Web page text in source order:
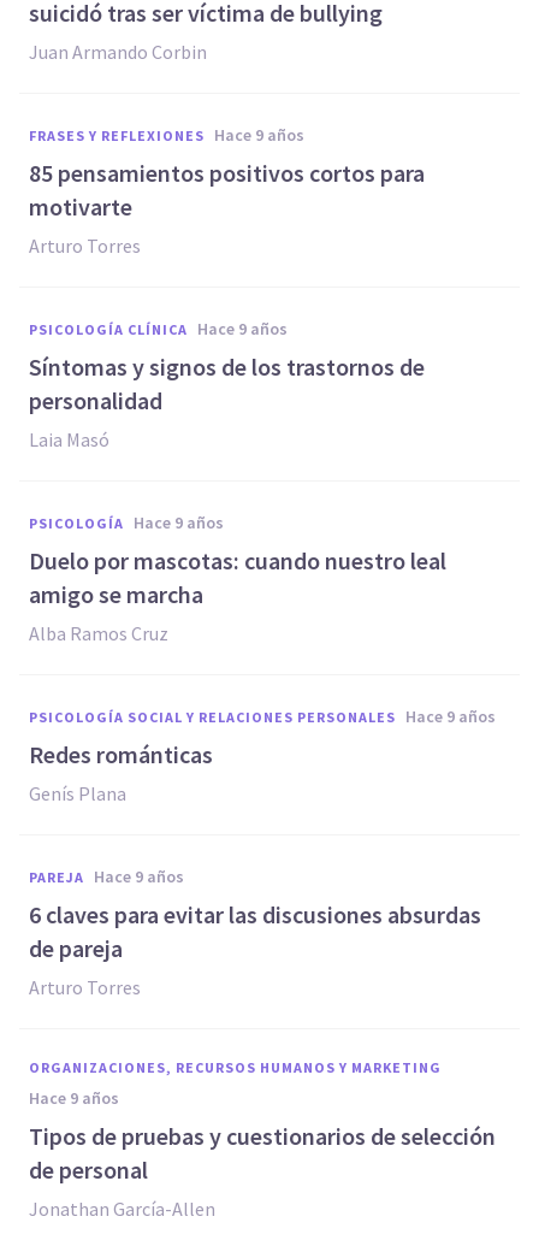
suicidó tras ser víctima de bullying
Juan Armando Corbin
FRASES Y REFLEXIONES hace 9 años
85 pensamientos positivos cortos para
motivarte
Arturo Torres
PSICOLOGÍA CLÍNICA hace 9 años
​Síntomas y signos de los trastornos de
personalidad
Laia Masó
PSICOLOGÍA hace 9 años
​Duelo por mascotas: cuando nuestro leal
amigo se marcha
Alba Ramos Cruz
PSICOLOGÍA SOCIAL Y RELACIONES PERSONALES hace 9 años
Redes románticas
Genís Plana
PAREJA hace 9 años
6 claves para evitar las discusiones absurdas
de pareja
Arturo Torres
ORGANIZACIONES, RECURSOS HUMANOS Y MARKETING
hace 9 años
​Tipos de pruebas y cuestionarios de selección
de personal
Jonathan García-Allen